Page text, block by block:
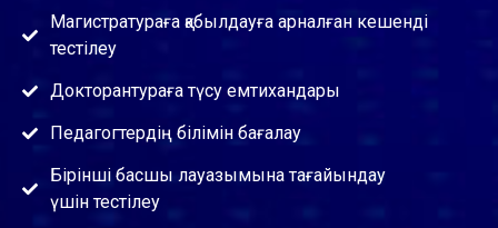
Магистратураға қабылдауға арналған кешенді
тестілеу
Докторантураға түсу емтихандары
Педагогтердің білімін бағалау
Бірінші басшы лауазымына тағайындау
үшін тестілеу